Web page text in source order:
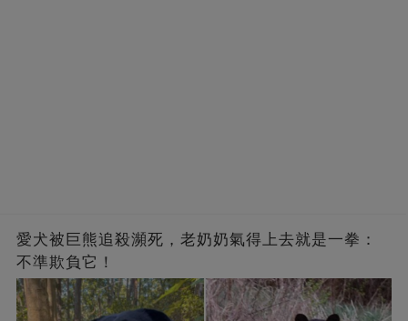
愛犬被巨熊追殺瀕死，老奶奶氣得上去就是一拳：
不準欺負它！